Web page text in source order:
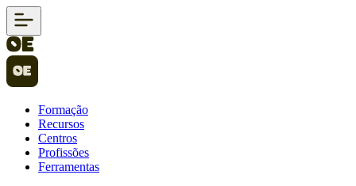
Formação
Recursos
Centros
Profissões
Ferramentas